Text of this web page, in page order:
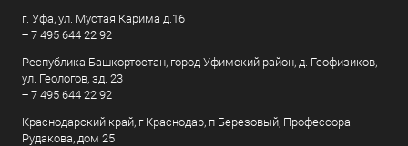
г. Уфа, ул. Мустая Карима д.16
+ 7 495 644 22 92
Республика Башкортостан, город Уфимский район, д. Геофизиков,
ул. Геологов, зд. 23
+ 7 495 644 22 92
Краснодарский край, г Краснодар, п Березовый, Профессора
Рудакова, дом 25